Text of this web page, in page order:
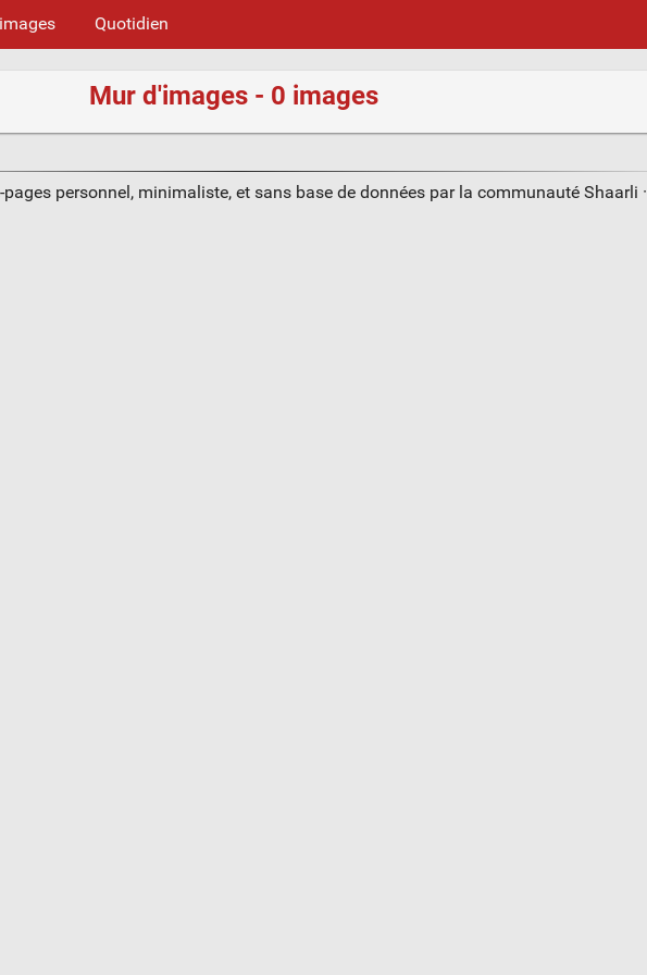
Quotidien
Mur d'images - 0 images
pages personnel, minimaliste, et sans base de données par la communauté Shaarli ·